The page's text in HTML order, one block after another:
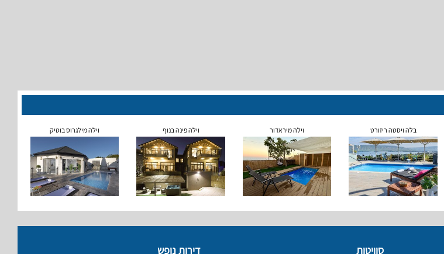
בלה ויסטה ריזורט וילה מיראדור וילה פינה בנוף וילה מילגרוס בוטיק
סוויטות דירות נופש